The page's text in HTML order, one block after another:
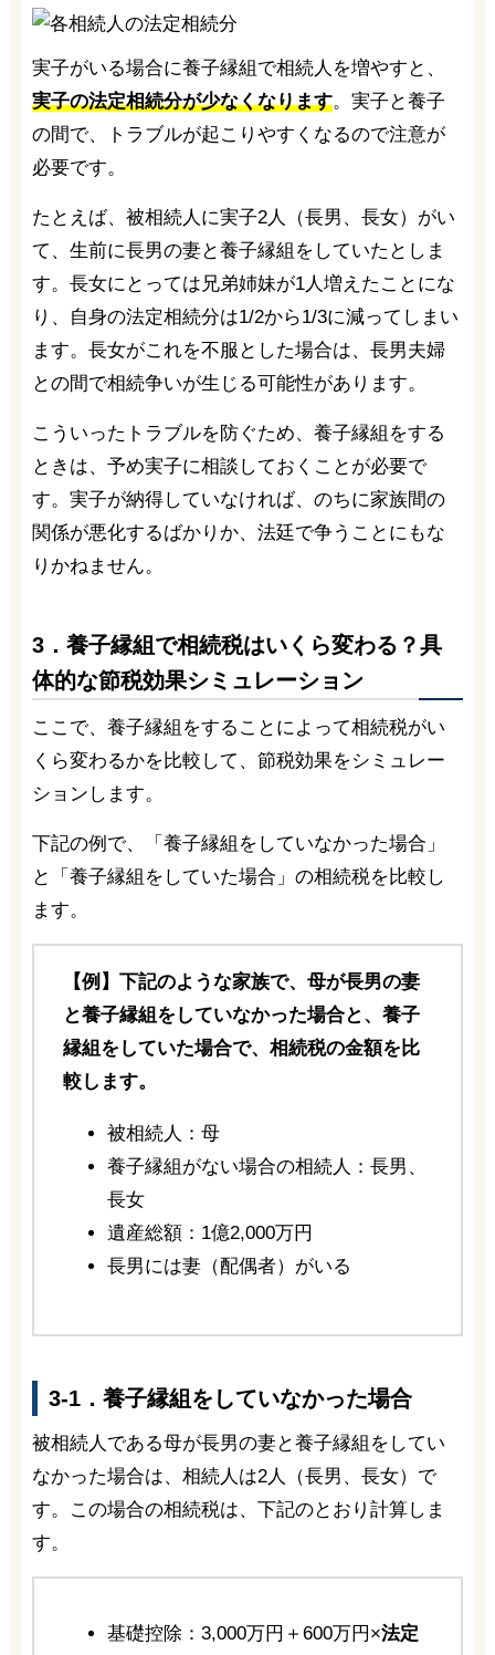
実子がいる場合に養子縁組で相続人を増やすと、
実子の法定相続分が少なくなります。実子と養子
の間で、トラブルが起こりやすくなるので注意が
必要です。
たとえば、被相続人に実子2人（長男、長女）がい
て、生前に長男の妻と養子縁組をしていたとしま
す。長女にとっては兄弟姉妹が1人増えたことにな
り、自身の法定相続分は1/2から1/3に減ってしまい
ます。長女がこれを不服とした場合は、長男夫婦
との間で相続争いが生じる可能性があります。
こういったトラブルを防ぐため、養子縁組をする
ときは、予め実子に相談しておくことが必要で
す。実子が納得していなければ、のちに家族間の
関係が悪化するばかりか、法廷で争うことにもな
りかねません。
3．養子縁組で相続税はいくら変わる？具
体的な節税効果シミュレーション
ここで、養子縁組をすることによって相続税がい
くら変わるかを比較して、節税効果をシミュレー
ションします。
下記の例で、「養子縁組をしていなかった場合」
と「養子縁組をしていた場合」の相続税を比較し
ます。
【例】下記のような家族で、母が長男の妻
と養子縁組をしていなかった場合と、養子
縁組をしていた場合で、相続税の金額を比
較します。
被相続人：母
養子縁組がない場合の相続人：長男、
長女
遺産総額：1億2,000万円
長男には妻（配偶者）がいる
3-1．養子縁組をしていなかった場合
被相続人である母が長男の妻と養子縁組をしてい
なかった場合は、相続人は2人（長男、長女）で
す。この場合の相続税は、下記のとおり計算しま
す。
基礎控除：3,000万円＋600万円×法定